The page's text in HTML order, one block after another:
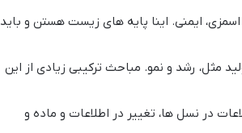
ایمنی. اینا پایه های زیست هستن و باید
مثل، رشد و نمو. مباحث ترکیبی زیادی از این
در نسل ها، تغییر در اطلاعات و ماده و